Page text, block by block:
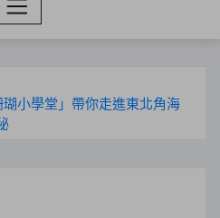
小學堂」帶你走進東北角海